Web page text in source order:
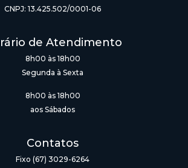
CNPJ: 13.425.502/0001-06
de Atendimento
8h00 às 18h00
Segunda à Sexta
8h00 às 18h00
aos Sábados
Contatos
Fixo (67) 3029-6264